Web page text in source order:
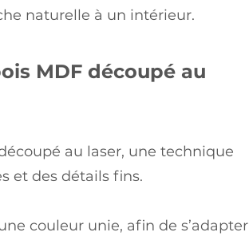
naturelle à un intérieur.
MDF découpé au
au laser, une technique
et des détails fins.
couleur unie, afin de s’adapter